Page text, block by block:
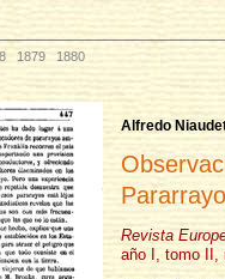
1879 1880
Alfredo
Revista
año I, tomo II,